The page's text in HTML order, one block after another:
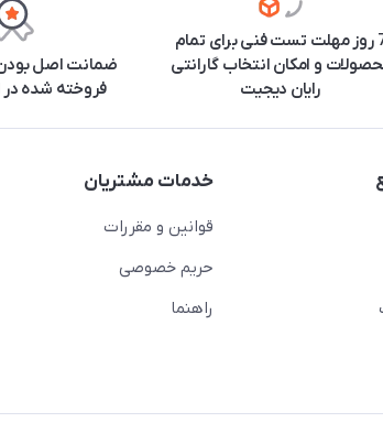
7 روز مهلت تست فنی برای تمام
و امکان انتخاب گارانتی
رایان دیجیت
ضمانت اصل بودن
فروخته شده در
خدمات مشتریان
قوانین و مقررات
حریم خصوصی
راهنما